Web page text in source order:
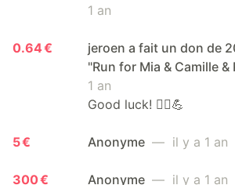
1 an
0.64 €
jeroen a fait un don de
"Run for Mia & Camille &
1 an
Good luck! 🏃‍♂️💪
5 € Anonyme — il y a 1 an
300 € Anonyme — il y a 1 an